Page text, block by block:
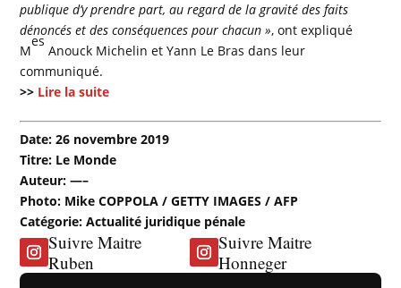
publique d’y prendre part, au regard de la gravité des faits
dénoncés et des conséquences pour chacun », ont expliqué
M
es
Anouck Michelin et Yann Le Bras dans leur
communiqué.
>> Lire la suite
Date: 26 novembre 2019
Titre: Le Monde
Auteur: —–
Photo: Mike COPPOLA / GETTY IMAGES / AFP
Catégorie: Actualité juridique pénale
Suivre Maitre
Ruben
Suivre Maitre
Honneger